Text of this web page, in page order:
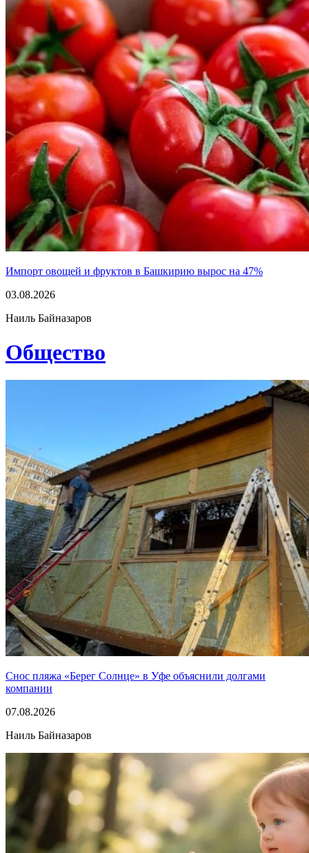
Импорт овощей и фруктов в Башкирию вырос на 47%
03.08.2026
Наиль Байназаров
Общество
Снос пляжа «Берег Солнце» в Уфе объяснили долгами
компании
07.08.2026
Наиль Байназаров